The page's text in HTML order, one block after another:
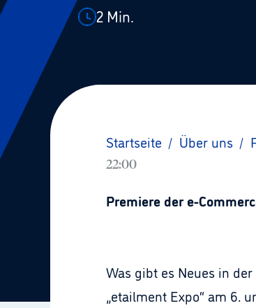
2 Min.
Startseite / Über uns /
22:00
Premiere der e-
Was gibt es Neues in
„etailment Expo“ am 6.